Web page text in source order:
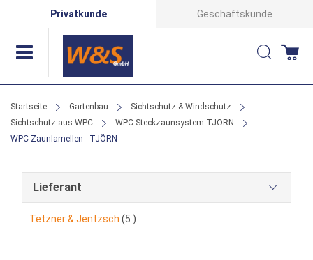
Privatkunde Geschäftskunde
Suche
Startseite Gartenbau
Sichtschutz & Windschutz
Sichtschutz aus WPC
WPC-Steckzaunsystem TJÖRN
WPC Zaunlamellen - TJÖRN
Lieferant
Tetzner & Jentzsch 5 Artikel